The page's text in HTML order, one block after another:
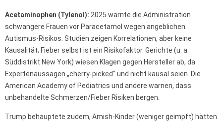
Acetaminophen (Tylenol): 2025 warnte die Administration
schwangere Frauen vor Paracetamol wegen angeblichen
Autismus-Risikos. Studien zeigen Korrelationen, aber keine
Kausalität; Fieber selbst ist ein Risikofaktor. Gerichte (u. a.
Süddistrikt New York) wiesen Klagen gegen Hersteller ab, da
Expertenaussagen „cherry-picked“ und nicht kausal seien. Die
American Academy of Pediatrics und andere warnen, dass
unbehandelte Schmerzen/Fieber Risiken bergen.
Trump behauptete zudem, Amish-Kinder (weniger geimpft) hätten